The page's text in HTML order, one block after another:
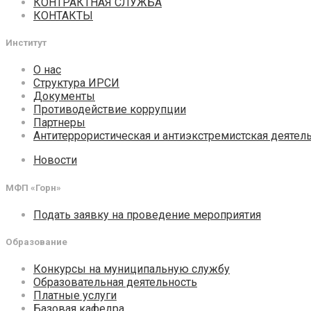
КОНТАКТЫ
Институт
О нас
Структура ИРСИ
Документы
Противодействие коррупции
Партнеры
Антитеррористическая и антиэкстремистская
Новости
МФП «Горн»
Подать заявку на проведение мероприятия
Образование
Конкурсы на муниципальную службу
Образовательная деятельность
Платные услуги